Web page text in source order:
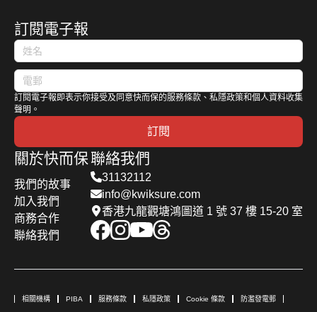
訂閱電子報
訂閱電子報即表示你接受及同意快而保的服務條款、私隱政策和個人資料收集
聲明。
訂閱
關於快而保
我們的故事
加入我們
商務合作
聯絡我們
聯絡我們
31132112
info@kwiksure.com
香港九龍觀塘鴻圖道 1 號 37 樓 15-20 室
相關機構 PIBA 服務條款 私隱政策 Cookie 條款 防濫發電郵